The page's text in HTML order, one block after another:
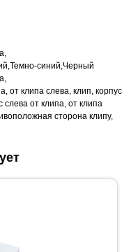
синий,Черный
от клипа слева, клип, корпус
слева от клипа, от клипа
сторона клипу,